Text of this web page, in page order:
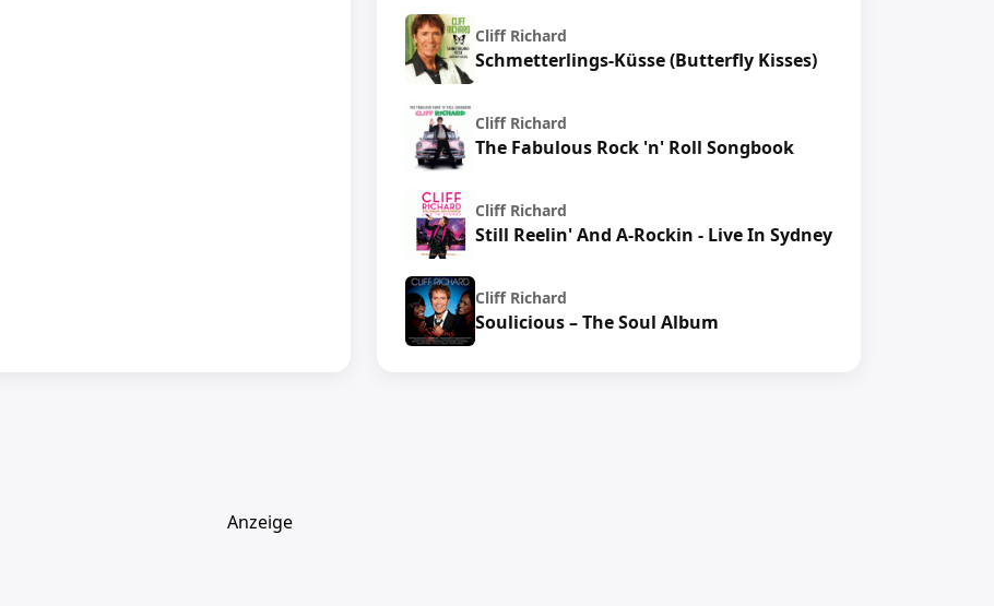
Cliff Richard
Schmetterlings-Küsse (Butterfly Kisses)
Cliff Richard
The Fabulous Rock 'n' Roll Songbook
Cliff Richard
Still Reelin' And A-Rockin - Live In Sydney
Cliff Richard
Soulicious – The Soul Album
Anzeige